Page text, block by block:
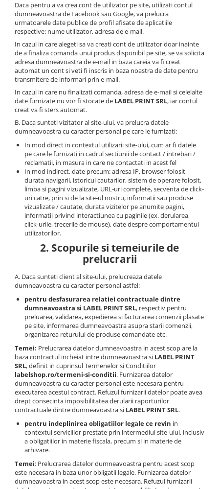
Daca pentru a va crea cont de utilizator pe site, utilizati contul
dumneavoastra de Facebook sau Google, va prelucra
urmatoarele date publice de profil afisate de aplicatiile
respective: nume utilizator, adresa de e-mail.
In cazul in care alegeti sa va creati cont de utilizator doar inainte
de a finaliza comanda unui produs disponibil pe site, se va solicita
adresa dumneavoastra de e-mail in baza careia va fi creat
automat un cont si veti fi inscris in baza noastra de date pentru
transmitere de informari prin e-mail.
In cazul in care nu finalizati comanda, adresa de e-mail si celelalte
date furnizate nu vor fi stocate de LABEL PRINT SRL, iar contul
creat va fi sters automat.
B. Daca sunteti vizitator al site-ului, va prelucra datele
dumneavoastra cu caracter personal pe care le furnizati:
In mod direct in contextul utilizarii site-ului, cum ar fi datele
pe care le furnizati in cadrul sectiunii de contact / intrebari /
reclamatii, in masura in care ne contactati in acest fel
In mod indirect, date precum: adresa IP, browser folosit,
durata navigarii, istoricul cautarilor, sistem de operare folosit,
limba si pagini vizualizate, URL-uri complete, secventa de click-
uri catre, prin si de la site-ul nostru, informatii sau produse
vizualizate / cautate, durata vizitelor pe anumite pagini,
informatii privind interactiunea cu paginile (ex. derularea,
click-urile, trecerile de mouse), date despre comportamentul
utilizatorilor.
2. Scopurile si temeiurile de
prelucrarii
A. Daca sunteti client al site-ului, prelucreaza datele
dumneavoastra cu caracter personal astfel:
pentru desfasurarea relatiei contractuale dintre
dumneavoastra si LABEL PRINT SRL, respectiv pentru
preluarea, validarea, expedierea si facturarea comenzii plasate
pe site, informarea dumneavoastra asupra starii comenzii,
organizarea returului de produse comandate etc.
Temei: Prelucrarea datelor dumneavoastra in acest scop are la
baza contractul incheiat intre dumneavoastra si LABEL PRINT
SRL, definit in cuprinsul Termenelor si Conditiilor
labelshop.ro/termeni-si-conditii. Furnizarea datelor
dumneavoastra cu caracter personal este necesara pentru
executarea acestui contract. Refuzul furnizarii datelor poate avea
drept consecinta imposibilitatea derularii raporturilor
contractuale dintre dumneavoastra si LABEL PRINT SRL.
pentru indeplinirea obligatiilor legale ce revin in
contextul serviciilor prestate prin intermediul site-ului, inclusiv
a obligatiilor in materie fiscala, precum si in materie de
arhivare.
Temei: Prelucrarea datelor dumneavoastra pentru acest scop
este necesara in baza unor obligatii legale. Furnizarea datelor
dumneavoastra in acest scop este necesara. Refuzul furnizarii